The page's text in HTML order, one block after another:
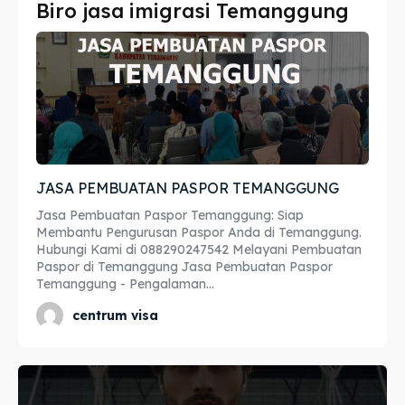
Imta
Legalisir
Apostille
Penerjemah
Asuransi
Blog
Imta
Legalisir
Apostille
Penerjemah
Asuransi
Blog
Biro jasa imigrasi Temanggung
JASA PEMBUATAN PASPOR TEMANGGUNG
Jasa Pembuatan Paspor Temanggung: Siap
Membantu Pengurusan Paspor Anda di Temanggung.
Hubungi Kami di 088290247542 Melayani Pembuatan
Paspor di Temanggung Jasa Pembuatan Paspor
Temanggung - Pengalaman...
centrum visa